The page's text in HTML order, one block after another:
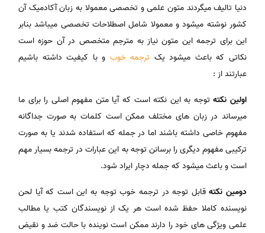
دنیا تالیف میگردند متون علمی و تخصصی معمولا به زبان آکادمیک آن
کشور نوشته میشود و معمولا شامل اصطلاحات تخصصی میباشد بنابر
این برای ترجمه این متون نیاز به مترجم متخصص در آن حوزه است
نکاتی که باعث میشود یک ترجمه خوب و با کیفیت داشته باشیم
عبارتند از :
اولین نکته توجه به این نکته است که آیا متن مفهوم اصلی را برای ما
میرساند در زبان های مختلف ممکن است کلمات به صورت جداگانه
مفهوم خاصی داشته باشند اما در جمله که استفاده شدند یا به صورت
ترکیبی مفهوم دیگری را برسانن توجه به این عبارات در ترجمه بسیار مهم
است و باعث میشود که جمله دچار ایراد شود.
دومین نکتهقابل توجه در ترجمه خوب توجه به این است که آیا لحن
نویسنده کاملا حفظ شده است هر یک از نویسندگان کتب یا مطالب
علمی ویژگی های خود را دارند ممکن است نوینده با حالت ضد و نقیض